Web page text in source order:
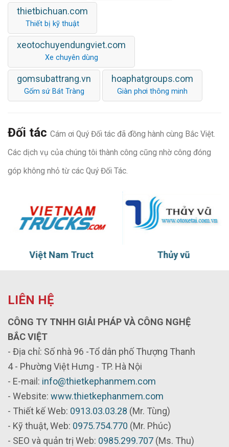
thietbichuan.com
Thiết bị kỹ thuật
xeotochuyendungviet.com
Xe chuyên dùng
gomsubattrang.vn
Gốm sứ Bát Tràng
hoaphatgroups.com
Giàn phơi thông minh
Đối tác Cám ơi Quý Đối tác đã đồng hành cùng Bắc Việt.
Các dịch vụ của chúng tôi thành công cũng nhờ công đóng
góp không nhỏ từ các Quý Đối Tác.
Việt Nam Truct Thủy vũ
LIÊN HỆ
CÔNG TY TNHH GIẢI PHÁP VÀ CÔNG NGHỆ
BẮC VIỆT
- Địa chỉ: Số nhà 96 -Tổ dân phố Thượng Thanh
4 - Phường Việt Hưng - TP. Hà Nội
- E-mail: info@thietkephanmem.com
- Website: www.thietkephanmem.com
- Thiết kế Web: 0913.03.03.28 (Mr. Tùng)
- Kỹ thuật, Web: 0975.754.770 (Mr. Phúc)
- SEO và quản trị Web: 0985.299.707 (Ms. Thu)